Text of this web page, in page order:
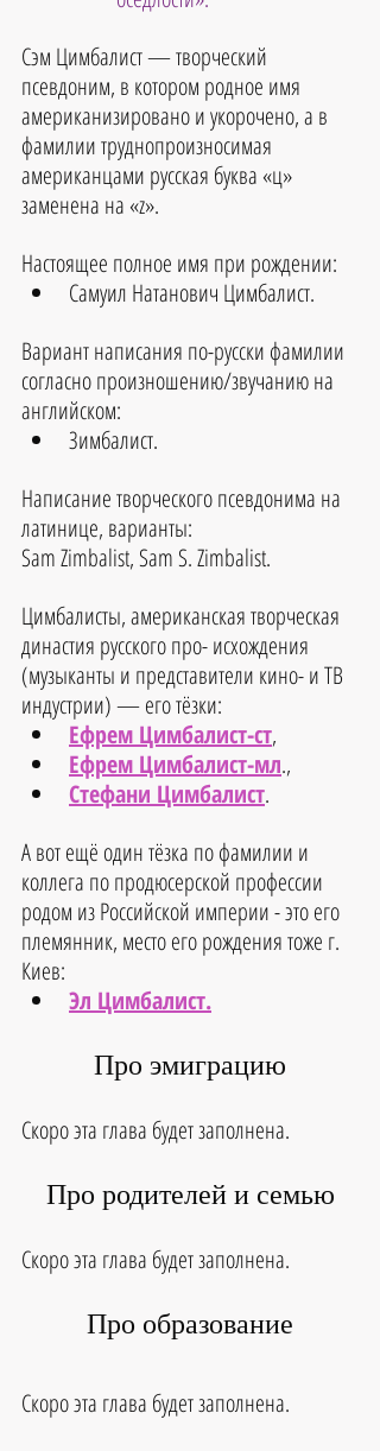
Сэм Цимбалист — творческий
псевдоним, в котором родное имя
американизировано и укорочено, а в
фамилии труднопроизносимая
американцами русская буква «ц»
заменена на «z».
Настоящее полное имя при рождении:
Самуил Натанович Цимбалист.
Вариант написания по-русски фамилии
согласно произношению/звучанию на
английском:
Зимбалист.
Написание творческого псевдонима на
латинице, варианты:
Sam Zimbalist, Sam S. Zimbalist.
Цимбалисты, американская творческая
династия русского про- исхождения
(музыканты и представители кино- и ТВ
индустрии) — его тёзки:
Ефрем Цимбалист-ст,
Ефрем Цимбалист-мл.,
Стефани Цимбалист.
А вот ещё один тёзка по фамилии и
коллега по продюсерской профессии
родом из Российской империи - это его
племянник, место его рождения тоже г.
Киев:
Эл Цимбалист.
Про эмиграцию
Скоро эта глава будет заполнена.
Про родителей и семью
Скоро эта глава будет заполнена.
Про образование
Скоро эта глава будет заполнена.